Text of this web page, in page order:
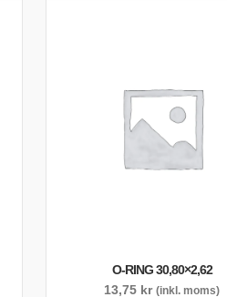
O-RING 30,80×2,62
13,75 kr (inkl. moms)